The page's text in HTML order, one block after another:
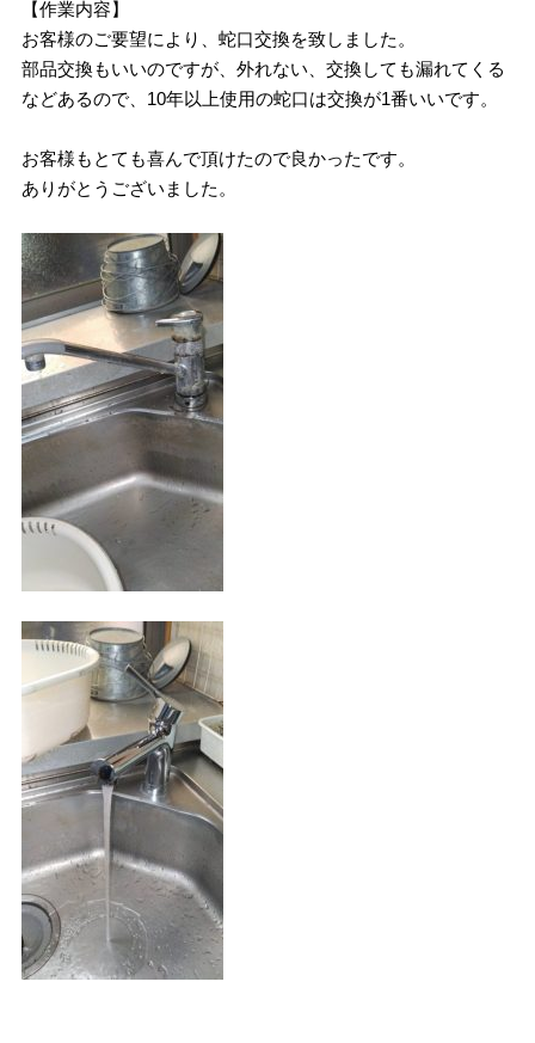
【作業内容】
お客様のご要望により、蛇口交換を致しました。
部品交換もいいのですが、外れない、交換しても漏れてくる
などあるので、10年以上使用の蛇口は交換が1番いいです。
お客様もとても喜んで頂けたので良かったです。
ありがとうございました。